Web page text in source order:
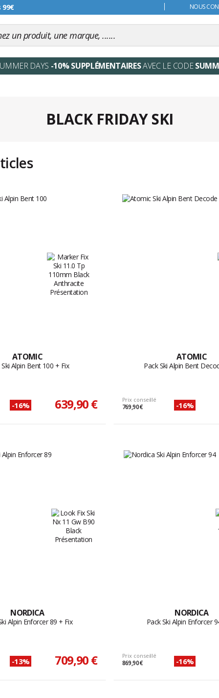
NOUS
DAYS -10% SUPPLÉMENTAIRESAVEC LE CODE
BLACK FRIDAY SKI
ATOMIC
Ski Alpin Bent 100 + Fix
-16% 639,90 €
ATOMIC
Pack Ski Alpin Bent
Prix conseillé
769,90 € -16%
NORDICA
Alpin Enforcer 89 + Fix
-13% 709,90 €
NORDICA
Pack Ski Alpin Enforcer
Prix conseillé
869,90 € -16%